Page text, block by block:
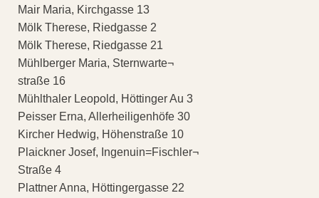
Mair Maria, Kirchgasse 13
Mölk Therese, Riedgasse 2
Mölk Therese, Riedgasse 21
Mühlberger Maria, Sternwarte¬
straße 16
Mühlthaler Leopold, Höttinger Au 3
Peisser Erna, Allerheiligenhöfe 30
Kircher Hedwig, Höhenstraße 10
Plaickner Josef, Ingenuin=Fischler¬
Straße 4
Plattner Anna, Höttingergasse 22